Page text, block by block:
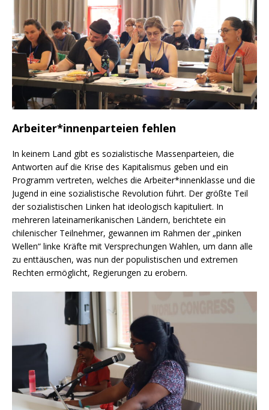
Arbeiter*innenparteien fehlen
In keinem Land gibt es sozialistische Massenparteien, die
Antworten auf die Krise des Kapitalismus geben und ein
Programm vertreten, welches die Arbeiter*innenklasse und die
Jugend in eine sozialistische Revolution führt. Der größte Teil
der sozialistischen Linken hat ideologisch kapituliert. In
mehreren lateinamerikanischen Ländern, berichtete ein
chilenischer Teilnehmer, gewannen im Rahmen der „pinken
Wellen“ linke Kräfte mit Versprechungen Wahlen, um dann alle
zu enttäuschen, was nun der populistischen und extremen
Rechten ermöglicht, Regierungen zu erobern.